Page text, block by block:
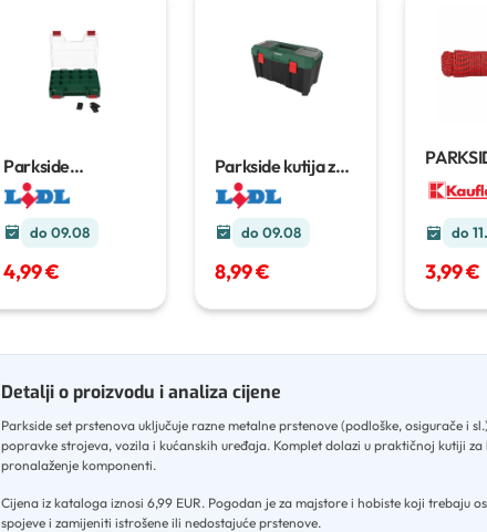
Parkside
organizator
32x27x8 cm
do 09.08
4,99 €
Parkside kutija za
alatcca 48x25x25
cm
do 09.08
8,99 €
uže30
do
3,99 €
Detalji o proizvodu i analiza cijene
Parkside set prstenova uključuje razne metalne prstenove (podloške, osigurače i
popravke strojeva, vozila i kućanskih uređaja. Komplet dolazi u praktičnoj kutiji za
pronalaženje komponenti.
Cijena iz kataloga iznosi 6,99 EUR. Pogodan je za majstore i hobiste koji trebaju
spojeve i zamijeniti istrošene ili nedostajuće prstenove.